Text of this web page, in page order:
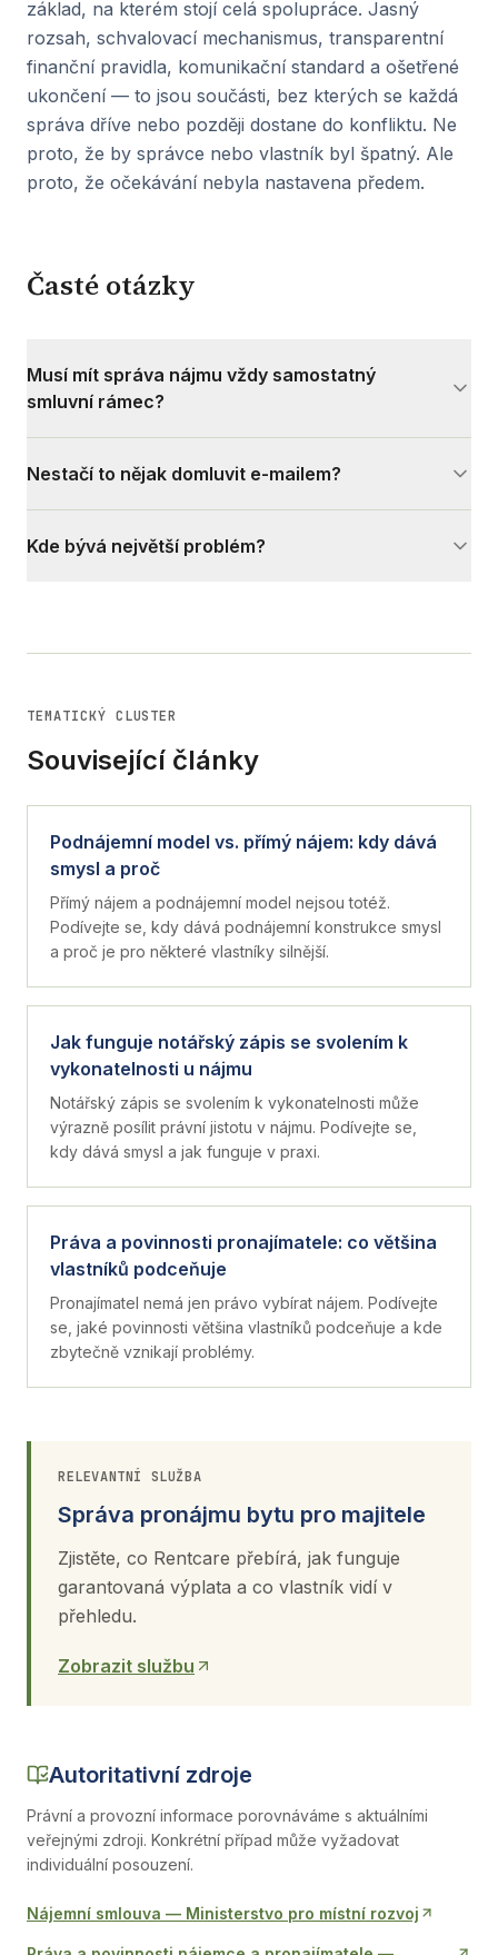
základ, na kterém stojí celá spolupráce. Jasný
rozsah, schvalovací mechanismus, transparentní
finanční pravidla, komunikační standard a ošetřené
ukončení — to jsou součásti, bez kterých se každá
správa dříve nebo později dostane do konfliktu. Ne
proto, že by správce nebo vlastník byl špatný. Ale
proto, že očekávání nebyla nastavena předem.
Časté otázky
Musí mít správa nájmu vždy samostatný
smluvní rámec?
Nestačí to nějak domluvit e-mailem?
Kde bývá největší problém?
TEMATICKÝ CLUSTER
Související články
Podnájemní model vs. přímý nájem: kdy dává
smysl a proč
Přímý nájem a podnájemní model nejsou totéž.
Podívejte se, kdy dává podnájemní konstrukce smysl
a proč je pro některé vlastníky silnější.
Jak funguje notářský zápis se svolením k
vykonatelnosti u nájmu
Notářský zápis se svolením k vykonatelnosti může
výrazně posílit právní jistotu v nájmu. Podívejte se,
kdy dává smysl a jak funguje v praxi.
Práva a povinnosti pronajímatele: co většina
vlastníků podceňuje
Pronajímatel nemá jen právo vybírat nájem. Podívejte
se, jaké povinnosti většina vlastníků podceňuje a kde
zbytečně vznikají problémy.
RELEVANTNÍ SLUŽBA
Správa pronájmu bytu pro majitele
Zjistěte, co Rentcare přebírá, jak funguje
garantovaná výplata a co vlastník vidí v
přehledu.
Zobrazit službu
Autoritativní zdroje
Právní a provozní informace porovnáváme s aktuálními
veřejnými zdroji. Konkrétní případ může vyžadovat
individuální posouzení.
Nájemní smlouva — Ministerstvo pro místní rozvoj